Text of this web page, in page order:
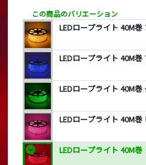
この商品のバリエーション
LEDロープライト 40M巻
LEDロープライト 40M巻
LEDロープライト 40M巻
LEDロープライト 40M巻
LEDロープライト 40M巻